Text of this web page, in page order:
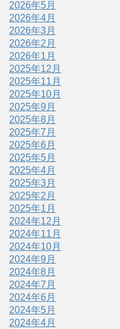
2026年5月
2026年4月
2026年3月
2026年2月
2026年1月
2025年12月
2025年11月
2025年10月
2025年9月
2025年8月
2025年7月
2025年6月
2025年5月
2025年4月
2025年3月
2025年2月
2025年1月
2024年12月
2024年11月
2024年10月
2024年9月
2024年8月
2024年7月
2024年6月
2024年5月
2024年4月